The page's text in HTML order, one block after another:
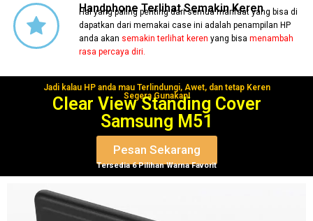
Handphone Terlihat Semakin Keren
Hal yang paling penting dari semua manfaat yang bisa di
dapatkan dari memakai case ini adalah penampilan HP
anda akan semakin terlihat keren yang bisamenambah
rasa percaya diri.
Jadi kalau HP anda mau Terlindungi, Awet, dan tetap Keren
Segera Gunakan!
Clear View Standing Cover
Samsung M51
Pesan Sekarang
Tersedia 6 Pilihan Warna Favorit